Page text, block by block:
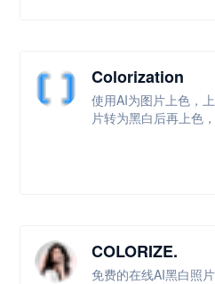
Colorization
使用AI为图片上色，
片转为黑白后再上色
COLORIZE.
免费的在线AI黑白照